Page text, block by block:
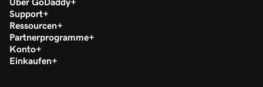
Support
Ressourcen
Partnerprogramme
Konto
Einkaufen